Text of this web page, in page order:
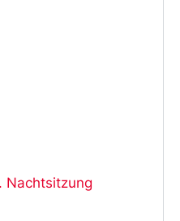
Nachtsitzung